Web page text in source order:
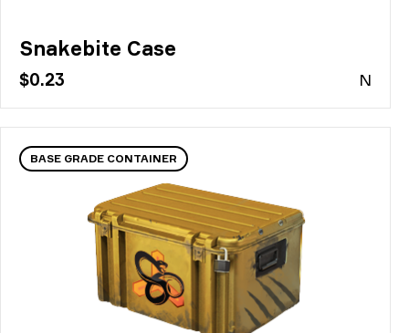
Snakebite Case
$0.23 N
BASE GRADE CONTAINER